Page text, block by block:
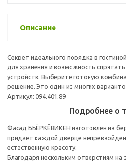
Описание
Секрет идеального порядка в
для хранения и возможность
устройств. Выберите готовую
решение. Это один из многих
Артикул: 094.401.89
Подробнее о
Фасад БЬЁРКЁВИКЕН изготовлен из
придает каждой дверце
естественную красоту.
Благодаря нескольким отверстиям на